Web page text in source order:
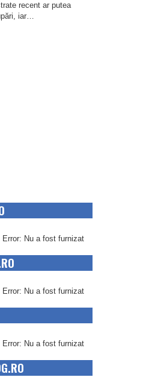
recent ar putea
iar…
Nu a fost furnizat
Nu a fost furnizat
Nu a fost furnizat